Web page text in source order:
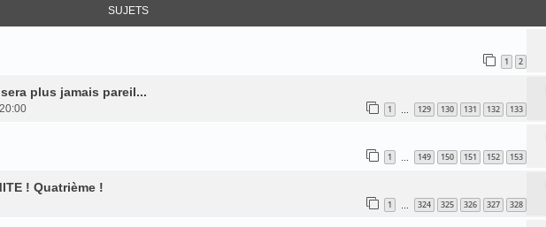
SUJETS
1 2
plus jamais pareil...
1 129 130 131 132 133
1 149 150 151 152 153
! Quatrième !
1 324 325 326 327 328